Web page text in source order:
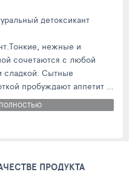
детоксикант
нежные и
сочетаются с любой
сладкой. Сытные
пробуждают аппетит и
Не содержит:
консерванты. Состав:
куркума, соль.
не более 365
ПРОДУКТА